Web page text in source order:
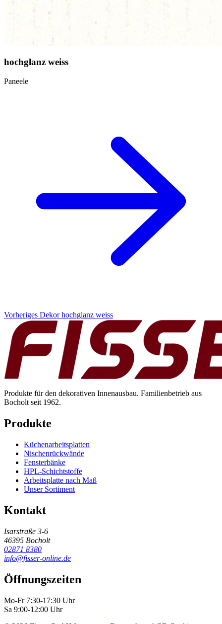
hochglanz weiss
Paneele
Vorheriges Dekor hochglanz weiss
Produkte für den dekorativen Innenausbau. Familienbetrieb aus
Bocholt seit 1962.
Produkte
Küchenarbeitsplatten
Nischenrückwände
Fensterbänke
HPL-Schichtstoffe
Arbeitsplatte nach Maß
Unser Sortiment
Kontakt
Isarstraße 3-6
46395 Bocholt
02871 8380
info@fisser-online.de
Öffnungszeiten
Mo-Fr 7:30-17:30 Uhr
Sa 9:00-12:00 Uhr